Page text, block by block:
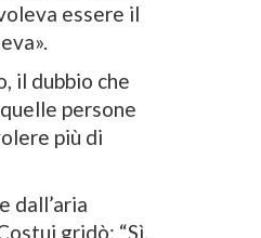
essere il
il dubbio che
persone
più di
dall’aria
gridò: “Sì,